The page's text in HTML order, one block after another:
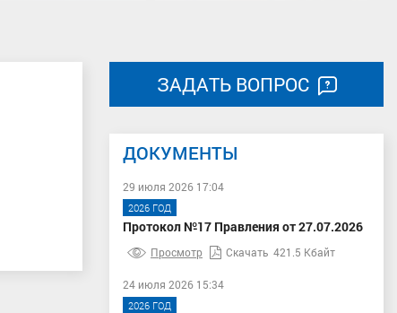
ЗАДАТЬ ВОПРОС
ДОКУМЕНТЫ
29 июля 2026 17:04
2026 ГОД
Протокол №17 Правления от 27.07.2026
Просмотр Скачать 421.5 Кбайт
24 июля 2026 15:34
2026 ГОД